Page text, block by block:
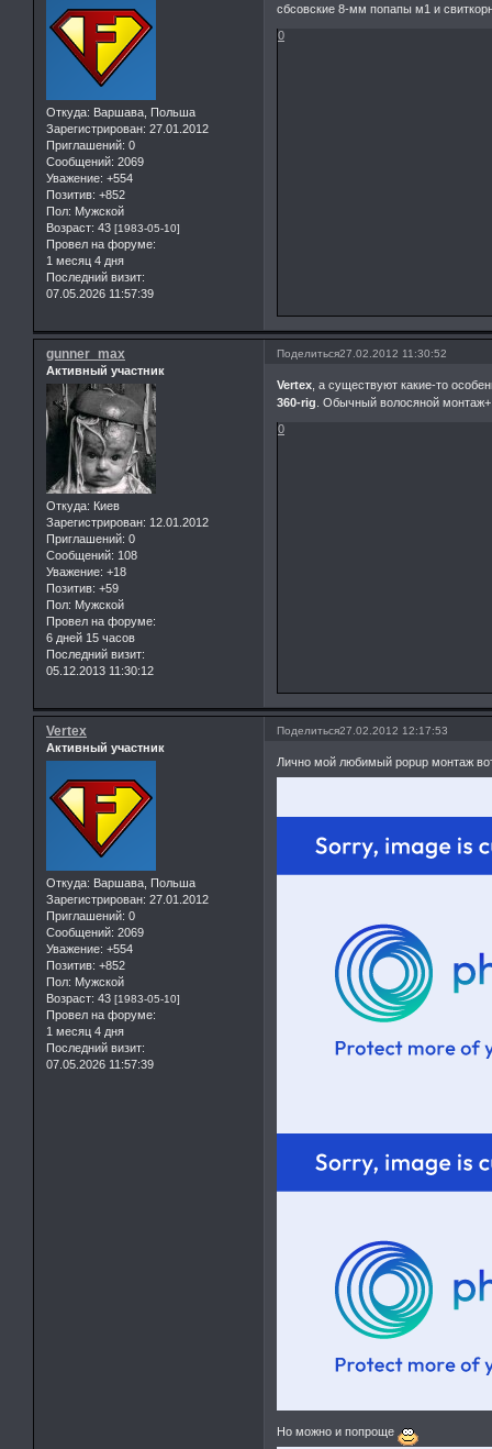
Откуда: Варшава, Польша
Зарегистрирован: 27.01.2012
Приглашений: 0
Сообщений: 2069
Уважение: +554
Позитив: +852
Пол: Мужской
Возраст: 43 [1983-05-10]
Провел на форуме:
1 месяц 4 дня
Последний визит:
07.05.2026 11:57:39
сбсовские 8-мм попапы м1 и
0
Поделиться27.02.2012 11:30:52
gunner_max
Активный участник
Откуда: Киев
Зарегистрирован: 12.01.2012
Приглашений: 0
Сообщений: 108
Уважение: +18
Позитив: +59
Пол: Мужской
Провел на форуме:
6 дней 15 часов
Последний визит:
05.12.2013 11:30:12
Vertex , а существуют какие-то
360-rig . Обычный волосяной
0
Поделиться27.02.2012 12:17:53
Vertex
Активный участник
Откуда: Варшава, Польша
Зарегистрирован: 27.01.2012
Приглашений: 0
Сообщений: 2069
Уважение: +554
Позитив: +852
Пол: Мужской
Возраст: 43 [1983-05-10]
Провел на форуме:
1 месяц 4 дня
Последний визит:
07.05.2026 11:57:39
Лично мой любимый popup монтаж
Но можно и попроще